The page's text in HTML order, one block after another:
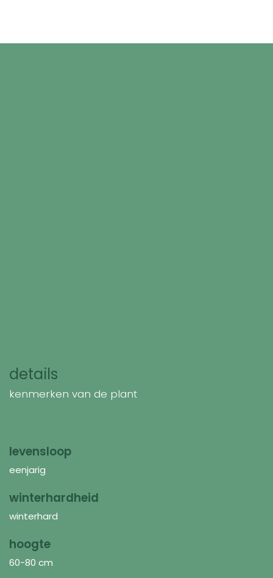
details
kenmerken van de plant
levensloop
eenjarig
winterhardheid
winterhard
hoogte
60-80 cm